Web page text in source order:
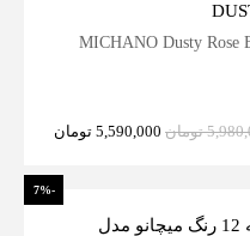
MICHANO Dusty Rose
تومان 5,590,000 تومان
-7%
پالت سایه 12 رنگ میچانو مدل